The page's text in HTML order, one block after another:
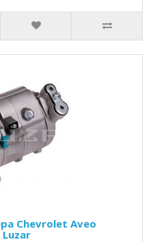
Chevrolet Aveo
Luzar